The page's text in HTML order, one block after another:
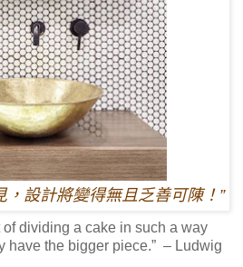
，設計將變得無且乏善可陳！”
of dividing a cake in such a way
have the bigger piece.” – Ludwig